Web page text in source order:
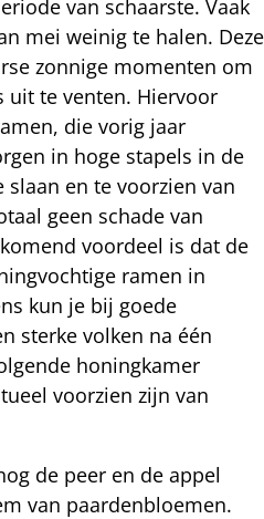
van schaarste. Vaak
mei weinig te halen. Deze
zonnige momenten om
uit te venten. Hiervoor
die vorig jaar
in hoge stapels in de
en te voorzien van
geen schade van
voordeel is dat de
ramen in
kun je bij goede
sterke volken na één
honingkamer
voorzien zijn van
de peer en de appel
van paardenbloemen.